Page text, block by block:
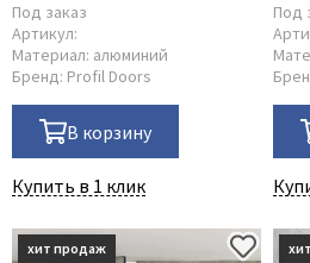
Под заказ
Артикул:
Материал: алюминий
Бренд: Profil Doors
В корзину
Купить в 1 клик
Под